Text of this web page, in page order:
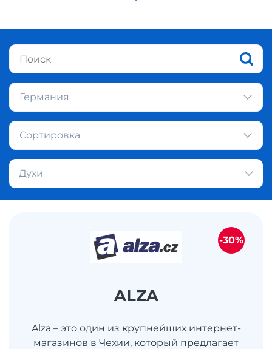
Германия
Сортировка
Духи
ALZA
Alza – это один из крупнейших интернет-
магазинов в Чехии, который предлагает
-30%